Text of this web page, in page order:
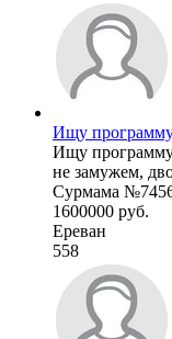
Ищу
Ищу программу
не замужем,
Сурмама
1600000 руб.
Ереван
558